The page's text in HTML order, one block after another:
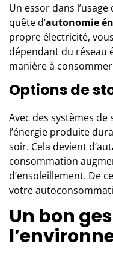
Un essor dans
quête d’autonomie
propre électricité,
dépendant du réseau
manière à
Options de
Avec des systèmes
l’énergie produite
soir. Cela devient
consommation
d’ensoleillement. De
votre
Un bon